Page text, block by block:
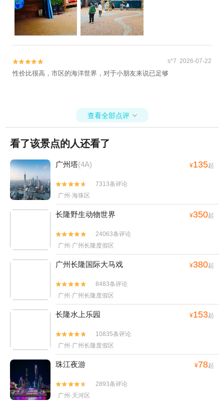

 s*7 2026-07-22
性价比很高，市区的海洋世界，对于小朋友来说已足够
查看全部点评 
看了该景点的人还看了
广州塔(4A) ¥135起


7313条评论
广州·海珠区
长隆野生动物世界 ¥350起


24063条评论
广州·广州长隆度假区
广州长隆国际大马戏 ¥380起


8483条评论
广州·广州长隆度假区
长隆水上乐园 ¥153起


10835条评论
广州·广州长隆度假区
珠江夜游 ¥78起


2893条评论
广州·天河区